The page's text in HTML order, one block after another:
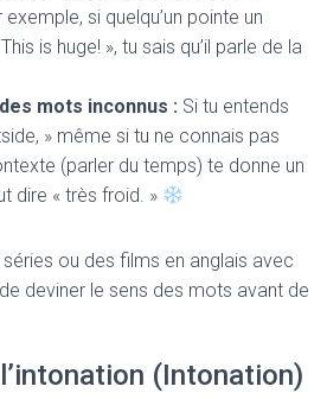
si quelqu’un pointe un
is huge! », tu sais qu’il parle de la
mots inconnus : Si tu entends
» même si tu ne connais pas
(parler du temps) te donne un
dire « très froid. »
ou des films en anglais avec
deviner le sens des mots avant de
(Intonation)